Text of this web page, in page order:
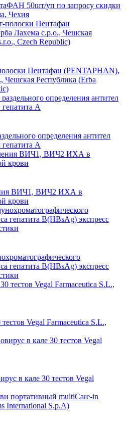
50шт/уп по запросу скидки
Чехия
Пентафан (PENTAPHAN),
Чешская Республика (Erba
определения антител
А
ВИЧ1, ВИЧ2 ИХА в
крови
гепатита В(HBsAg) экспресс
Vegal Farmaceutica S.L.,
в кале 30 тестов Vegal